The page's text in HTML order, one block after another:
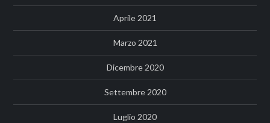
Aprile 2021
Marzo 2021
Dicembre 2020
Settembre 2020
Luglio 2020